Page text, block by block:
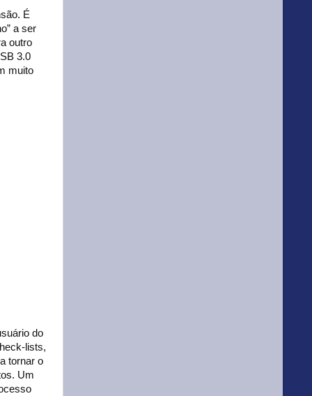
É
a ser
outro
3.0
muito
do
lists,
tornar o
Um